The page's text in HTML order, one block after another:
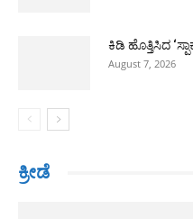
ಕಿಡಿ ಹೊತ್ತಿಸಿದ
August 7, 2026
ಕ್ರೀಡೆ